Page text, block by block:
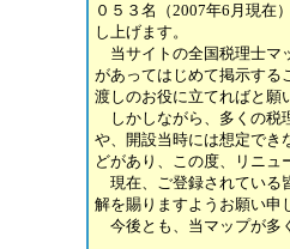
０５３名（2007年6月現在
し上げます。
当サイトの全国税理士マ
があってはじめて掲示する
渡しのお役に立てればと願
しかしながら、多くの税
や、開設当時には想定でき
どがあり、この度、リニュ
現在、ご登録されている
解を賜りますようお願い申
今後とも、当マップが多